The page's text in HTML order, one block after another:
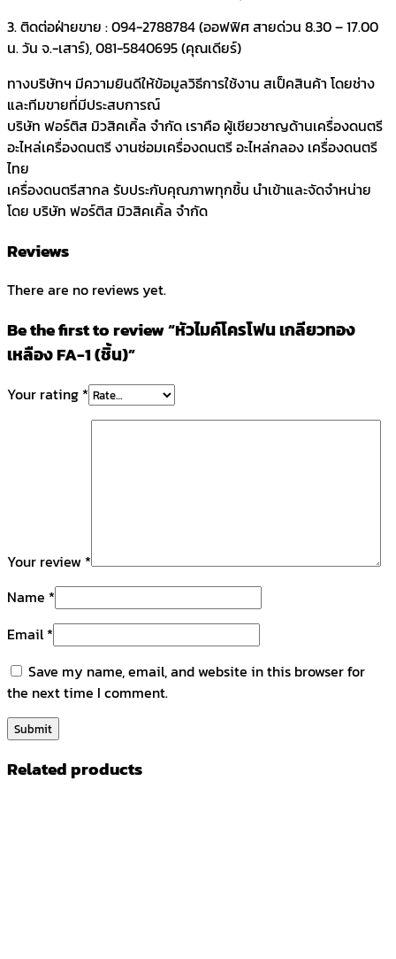
3. ติดต่อฝ่ายขาย : 094-2788784 (ออฟฟิศ สายด่วน 8.30 – 17.00
น. วัน จ.-เสาร์), 081-5840695 (คุณเดียร์)
ทางบริษัทฯ มีความยินดีให้ข้อมูลวิธีการใช้งาน สเป็คสินค้า โดยช่าง
และทีมขายที่มีประสบการณ์
บริษัท ฟอร์ติส มิวสิคเคิ้ล จำกัด เราคือ ผู้เชียวชาญด้านเครื่องดนตรี
อะไหล่เครื่องดนตรี งานซ่อมเครื่องดนตรี อะไหล่กลอง เครื่องดนตรี
ไทย
เครื่องดนตรีสากล รับประกับคุณภาพทุกชิ้น นำเข้าและจัดจำหน่าย
โดย บริษัท ฟอร์ติส มิวสิคเคิ้ล จำกัด
Reviews
There are no reviews yet.
Be the first to review “หัวไมค์โครโฟน เกลียวทอง
เหลือง FA-1 (ชิ้น)”
Your rating *
Your review *
Name *
Email*
Save my name, email, and website in this browser for
the next time I comment.
Related products